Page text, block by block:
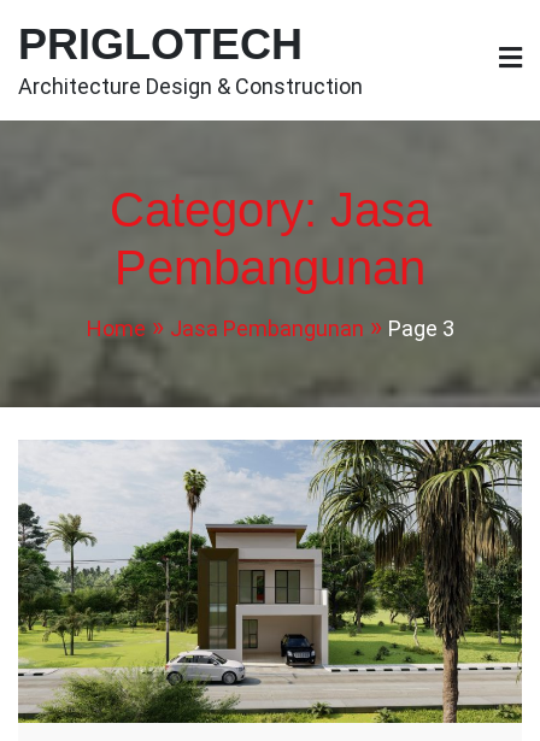
content
PRIGLOTECH
Architecture Design & Construction
Category: Jasa
Pembangunan
Home Jasa Pembangunan Page 3